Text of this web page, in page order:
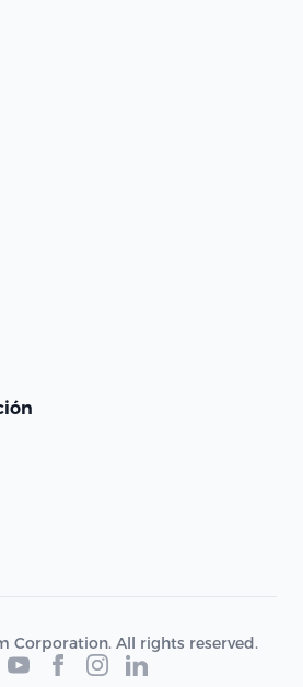
Corporation. All rights reserved.